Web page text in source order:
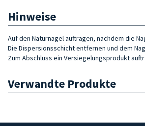
Hinweise
Auf den Naturnagel auftragen, nachdem die
Die Dispersionsschicht entfernen und dem
Zum Abschluss ein Versiegelungsprodukt
Verwandte Produkte